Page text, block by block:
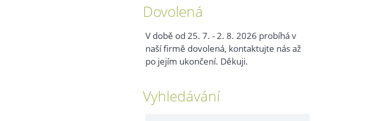
Dovolená
V době od 25. 7. - 2. 8. 2026 probíhá v
naší firmě dovolená, kontaktujte nás až
po jejím ukončení. Děkuji.
Vyhledávání